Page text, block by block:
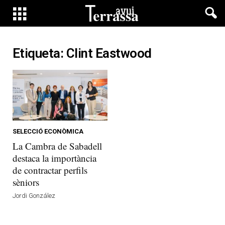
Etiqueta: Clint Eastwood
SELECCIÓ ECONÒMICA
La Cambra de Sabadell
destaca la importància
de contractar perfils
sèniors
Jordi González